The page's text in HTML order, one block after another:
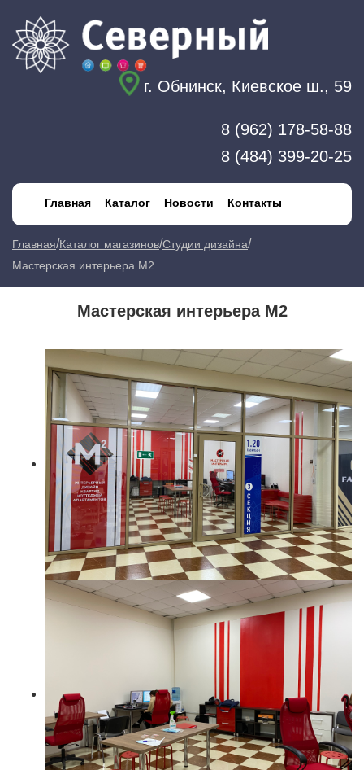
г. Обнинск, Киевское ш., 59
8 (962) 178-58-88
8 (484) 399-20-25
Главная Каталог Новости Контакты
Главная/Каталог магазинов/Студии дизайна/
Мастерская интерьера М2
Мастерская интерьера М2